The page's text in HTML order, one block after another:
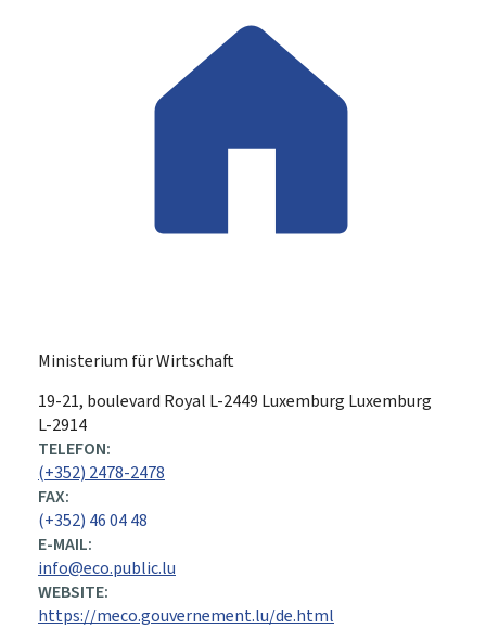
Ministerium für Wirtschaft
ADRESSE:
19-21, boulevard Royal L-2449 Luxemburg Luxemburg
L-2914
TELEFON:
(+352) 2478-2478
FAX:
(+352) 46 04 48
E-MAIL:
info@eco.public.lu
WEBSITE:
https://meco.gouvernement.lu/de.html